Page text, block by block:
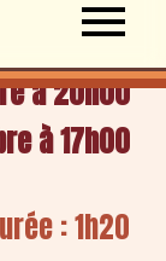
à 20h00
à 17h00
: 1h20